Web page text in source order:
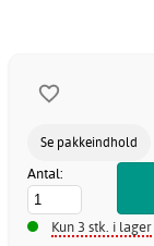
Se pakkeindhold
Antal:
Kun 3 stk. i lager